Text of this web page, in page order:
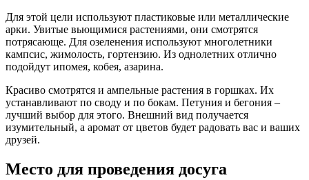
Для этой цели используют пластиковые или металлические
арки. Увитые вьющимися растениями, они смотрятся
потрясающе. Для озеленения используют многолетники
кампсис, жимолость, гортензию. Из однолетних отлично
подойдут ипомея, кобея, азарина.
Красиво смотрятся и ампельные растения в горшках. Их
устанавливают по своду и по бокам. Петуния и бегония –
лучший выбор для этого. Внешний вид получается
изумительный, а аромат от цветов будет радовать вас и ваших
друзей.
Место для проведения досуга